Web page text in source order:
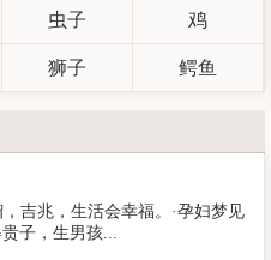
虫子 鸡
狮子 鳄鱼
，吉兆，生活会幸福。·孕妇梦见
子，生男孩...